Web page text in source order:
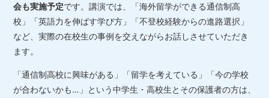
会も実施予定です。講演では、「海外留学ができる通信制高
校」「英語力を伸ばす学び方」「不登校経験からの進路選択」
など、実際の在校生の事例を交えながらお話しさせていただき
ます。
「通信制高校に興味がある」「留学を考えている」「今の学校
が合わないかも…」という中学生・高校生とその保護者の方は、